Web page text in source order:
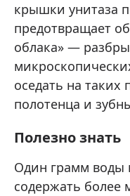
крышки унитаза
предотвращает
облака» —
оседать на таких
полотенца и
Полезно знать
Один грамм воды
содержать более